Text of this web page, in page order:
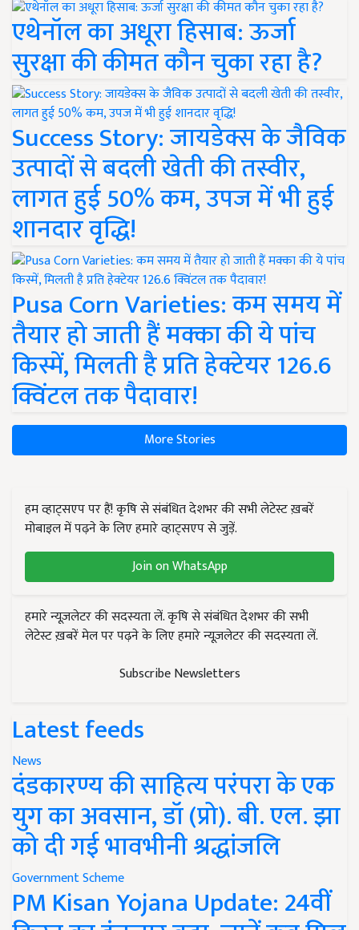
एथेनॉल का अधूरा हिसाब: ऊर्जा
सुरक्षा की कीमत कौन चुका रहा है?
Success Story: जायडेक्स के जैविक
उत्पादों से बदली खेती की तस्वीर,
लागत हुई 50% कम, उपज में भी हुई
शानदार वृद्धि!
Pusa Corn Varieties: कम समय में
तैयार हो जाती हैं मक्का की ये पांच
किस्में, मिलती है प्रति हेक्टेयर 126.6
क्विंटल तक पैदावार!
More Stories
हम व्हाट्सएप पर हैं! कृषि से संबंधित देशभर की सभी लेटेस्ट ख़बरें
मोबाइल में पढ़ने के लिए हमारे व्हाट्सएप से जुड़ें.
Join on WhatsApp
हमारे न्यूज़लेटर की सदस्यता लें. कृषि से संबंधित देशभर की सभी
लेटेस्ट ख़बरें मेल पर पढ़ने के लिए हमारे न्यूज़लेटर की सदस्यता लें.
Subscribe Newsletters
Latest feeds
News
दंडकारण्य की साहित्य परंपरा के एक
युग का अवसान, डॉ (प्रो). बी. एल. झा
को दी गई भावभीनी श्रद्धांजलि
Government Scheme
PM Kisan Yojana Update: 24वीं